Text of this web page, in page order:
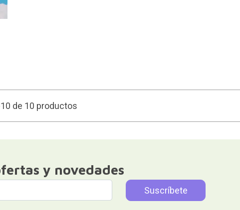
de 10 productos
y novedades